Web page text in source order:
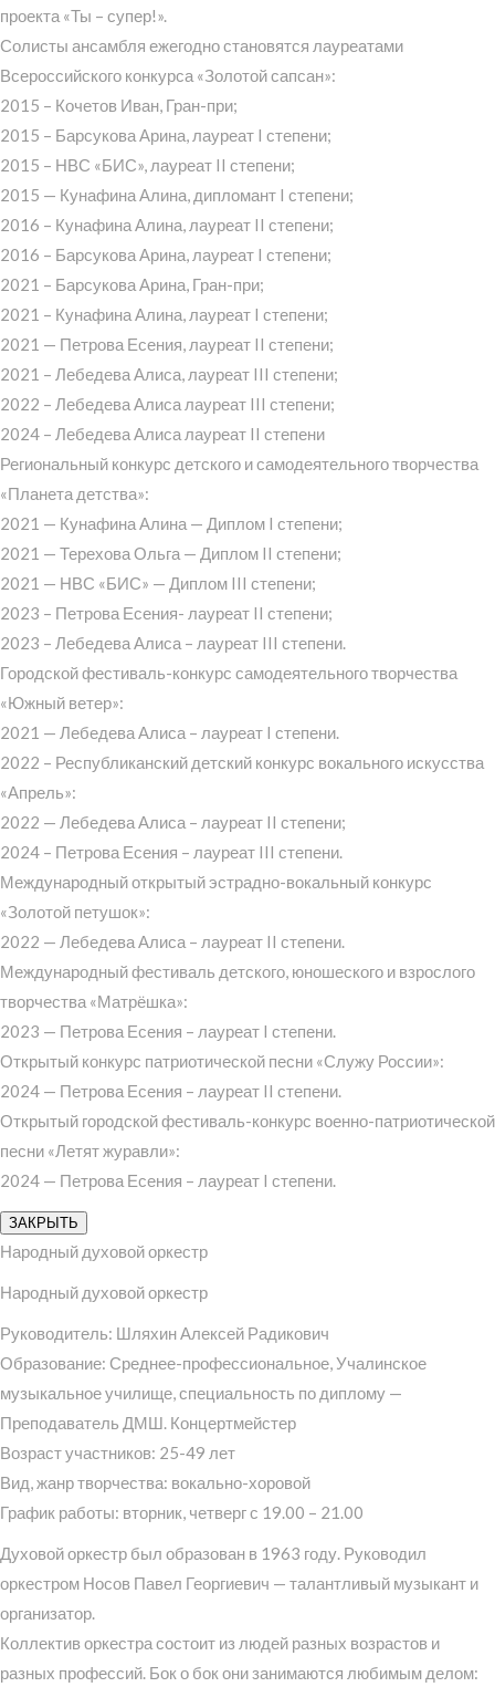
проекта «Ты – супер!».
Солисты ансамбля ежегодно становятся лауреатами
Всероссийского конкурса «Золотой сапсан»:
2015 – Кочетов Иван, Гран-при;
2015 – Барсукова Арина, лауреат I степени;
2015 – НВС «БИС», лауреат II степени;
2015 — Кунафина Алина, дипломант I степени;
2016 – Кунафина Алина, лауреат II степени;
2016 – Барсукова Арина, лауреат I степени;
2021 – Барсукова Арина, Гран-при;
2021 – Кунафина Алина, лауреат I степени;
2021 — Петрова Есения, лауреат II степени;
2021 – Лебедева Алиса, лауреат III степени;
2022 – Лебедева Алиса лауреат III степени;
2024 – Лебедева Алиса лауреат II степени
Региональный конкурс детского и самодеятельного творчества
«Планета детства»:
2021 — Кунафина Алина — Диплом I степени;
2021 — Терехова Ольга — Диплом II степени;
2021 — НВС «БИС» — Диплом III степени;
2023 – Петрова Есения- лауреат II степени;
2023 – Лебедева Алиса – лауреат III степени.
Городской фестиваль-конкурс самодеятельного творчества
«Южный ветер»:
2021 — Лебедева Алиса – лауреат I степени.
2022 – Республиканский детский конкурс вокального искусства
«Апрель»:
2022 — Лебедева Алиса – лауреат II степени;
2024 – Петрова Есения – лауреат III степени.
Международный открытый эстрадно-вокальный конкурс
«Золотой петушок»:
2022 — Лебедева Алиса – лауреат II степени.
Международный фестиваль детского, юношеского и взрослого
творчества «Матрёшка»:
2023 — Петрова Есения – лауреат I степени.
Открытый конкурс патриотической песни «Служу России»:
2024 — Петрова Есения – лауреат II степени.
Открытый городской фестиваль-конкурс военно-патриотической
песни «Летят журавли»:
2024 — Петрова Есения – лауреат I степени.
ЗАКРЫТЬ
Народный духовой оркестр
Народный духовой оркестр
Руководитель: Шляхин Алексей Радикович
Образование: Среднее-профессиональное, Учалинское
музыкальное училище, специальность по диплому —
Преподаватель ДМШ. Концертмейстер
Возраст участников: 25-49 лет
Вид, жанр творчества: вокально-хоровой
График работы: вторник, четверг с 19.00 – 21.00
Духовой оркестр был образован в 1963 году. Руководил
оркестром Носов Павел Георгиевич — талантливый музыкант и
организатор.
Коллектив оркестра состоит из людей разных возрастов и
разных профессий. Бок о бок они занимаются любимым делом: